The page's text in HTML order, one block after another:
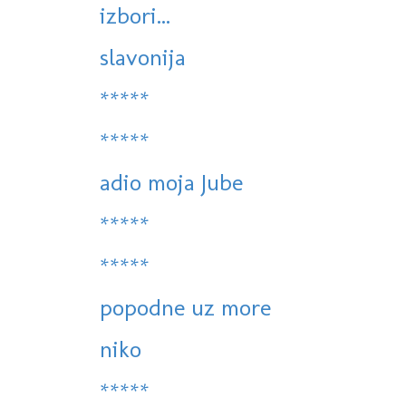
izbori...
slavonija
*****
*****
adio moja Jube
*****
*****
popodne uz more
niko
*****